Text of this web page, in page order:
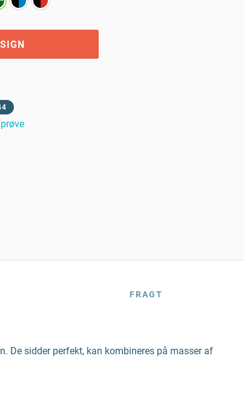
FRAGT
De sidder perfekt, kan kombineres på masser af